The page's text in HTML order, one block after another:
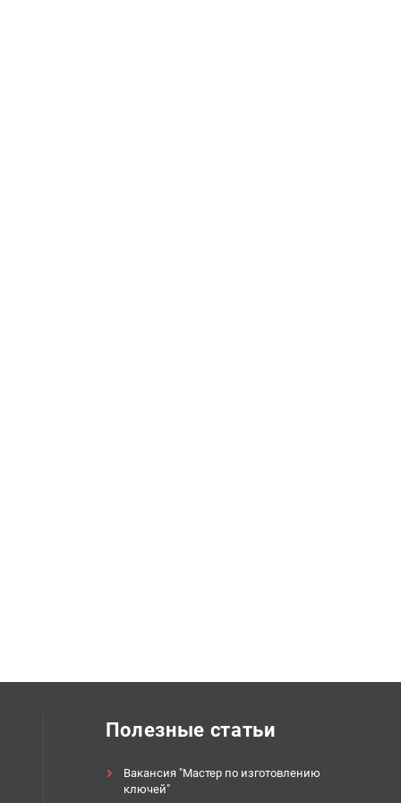
Полезные статьи
Вакансия "Мастер по изготовлению
ключей"